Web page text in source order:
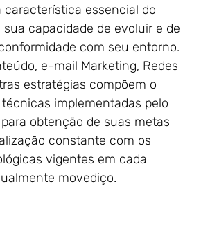
característica essencial do
sua capacidade de evoluir e de
com seu entorno.
e-mail Marketing, Redes
estratégias compõem o
implementadas pelo
obtenção de suas metas
constante com os
vigentes em cada
movediço.